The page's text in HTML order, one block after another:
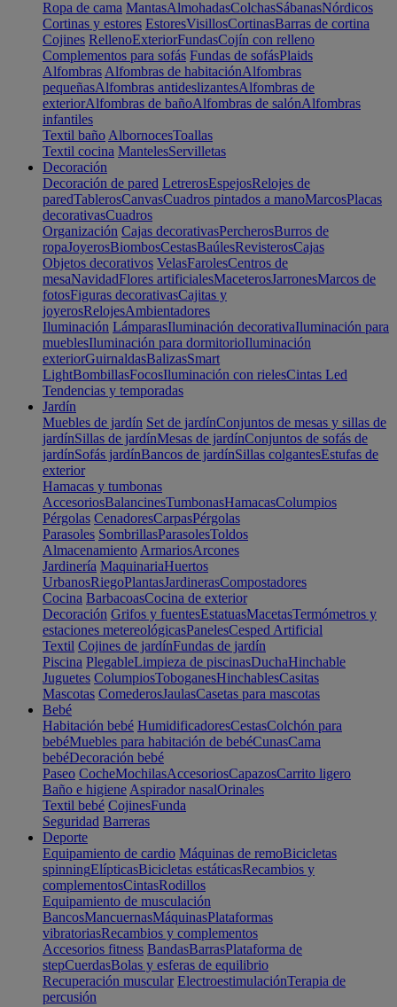
Ropa de cama MantasAlmohadasColchasSábanasNórdicos
Cortinas y estores EstoresVisillosCortinasBarras de cortina
Cojines RellenoExteriorFundasCojín con relleno
Complementos para sofás Fundas de sofásPlaids
Alfombras Alfombras de habitaciónAlfombras
pequeñasAlfombras antideslizantesAlfombras de
exteriorAlfombras de bañoAlfombras de salónAlfombras
infantiles
Textil baño AlbornocesToallas
Textil cocina MantelesServilletas
Decoración
Decoración de pared LetrerosEspejosRelojes de
paredTablerosCanvasCuadros pintados a manoMarcosPlacas
decorativasCuadros
Organización Cajas decorativasPercherosBurros de
ropaJoyerosBiombosCestasBaúlesRevisterosCajas
Objetos decorativos VelasFarolesCentros de
mesaNavidadFlores artificialesMaceterosJarronesMarcos de
fotosFiguras decorativasCajitas y
joyerosRelojesAmbientadores
Iluminación LámparasIluminación decorativaIluminación para
mueblesIluminación para dormitorioIluminación
exteriorGuirnaldasBalizasSmart
LightBombillasFocosIluminación con rielesCintas Led
Tendencias y temporadas
Jardín
Muebles de jardín Set de jardínConjuntos de mesas y sillas de
jardínSillas de jardínMesas de jardínConjuntos de sofás de
jardínSofás jardínBancos de jardínSillas colgantesEstufas de
exterior
Hamacas y tumbonas
AccesoriosBalancinesTumbonasHamacasColumpios
Pérgolas CenadoresCarpasPérgolas
Parasoles SombrillasParasolesToldos
Almacenamiento ArmariosArcones
Jardinería MaquinariaHuertos
UrbanosRiegoPlantasJardinerasCompostadores
Cocina BarbacoasCocina de exterior
Decoración Grifos y fuentesEstatuasMacetasTermómetros y
estaciones metereológicasPanelesCesped Artificial
Textil Cojines de jardínFundas de jardín
Piscina PlegableLimpieza de piscinasDuchaHinchable
Juguetes ColumpiosToboganesHinchablesCasitas
Mascotas ComederosJaulasCasetas para mascotas
Bebé
Habitación bebé HumidificadoresCestasColchón para
bebéMuebles para habitación de bebéCunasCama
bebéDecoración bebé
Paseo CocheMochilasAccesoriosCapazosCarrito ligero
Baño e higiene Aspirador nasalOrinales
Textil bebé CojinesFunda
Seguridad Barreras
Deporte
Equipamiento de cardio Máquinas de remoBicicletas
spinningElípticasBicicletas estáticasRecambios y
complementosCintasRodillos
Equipamiento de musculación
BancosMancuernasMáquinasPlataformas
vibratoriasRecambios y complementos
Accesorios fitness BandasBarrasPlataforma de
stepCuerdasBolas y esferas de equilibrio
Recuperación muscular ElectroestimulaciónTerapia de
percusión